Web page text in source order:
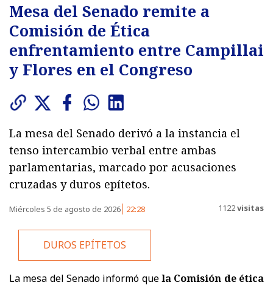
Mesa del Senado remite a
Comisión de Ética
enfrentamiento entre Campillai
y Flores en el Congreso
La mesa del Senado derivó a la instancia el
tenso intercambio verbal entre ambas
parlamentarias, marcado por acusaciones
cruzadas y duros epítetos.
Miércoles 5 de agosto de 2026 22:28 1122visitas
DUROS EPÍTETOS
La mesa del Senado informó quela Comisión de ética